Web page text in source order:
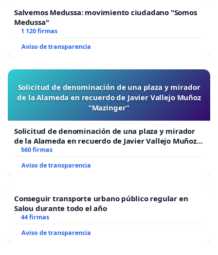
Salvemos Medussa: movimiento ciudadano "Somos
Medussa"
1 120 firmas
Aviso de transparencia
Solicitud de denominación de una plaza y mirador
de la Alameda en recuerdo de Javier Vallejo Muñoz
“Mazinger”
Solicitud de denominación de una plaza y mirador
de la Alameda en recuerdo de Javier Vallejo Muñoz
“Mazinger”
560 firmas
Aviso de transparencia
Conseguir transporte urbano público regular en
Salou durante todo el año
44 firmas
Aviso de transparencia